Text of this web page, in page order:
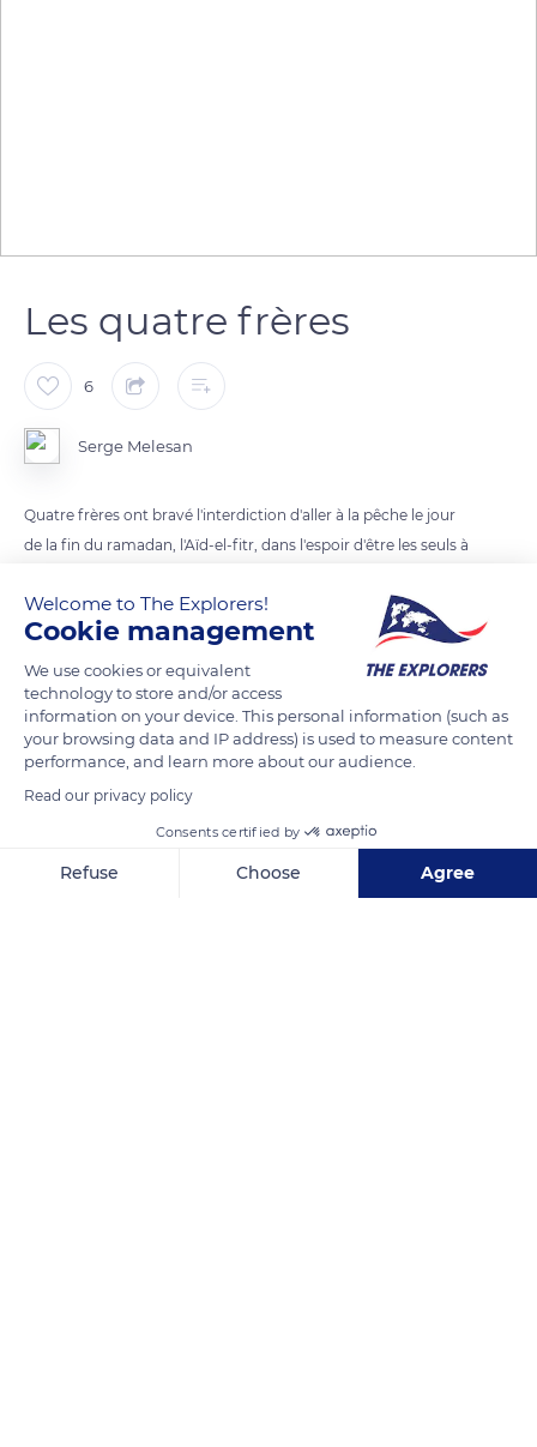
Les quatre frères
6
Serge Melesan
Quatre frères ont bravé l'interdiction d'aller à la pêche le jour
de la fin du ramadan, l'Aïd-el-fitr, dans l'espoir d'être les seuls à
transforma en quatre rochers pour les punir. Ils ne
regagneront jamais la Grande-Terre.
READ MORE TRANSLATE
Welcome to The Explorers!
Cookie management
We use cookies or equivalent
technology to store and/or access
information on your device. This personal information (such as
your browsing data and IP address) is used to measure content
performance, and learn more about our audience.
Read our privacy policy
Consents certified by
Refuse Choose Agree